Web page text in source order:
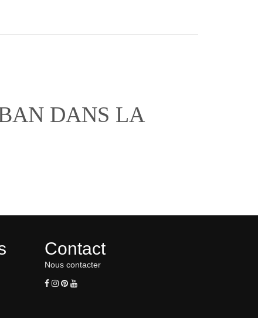
DANS LA
Contact
Nous contacter